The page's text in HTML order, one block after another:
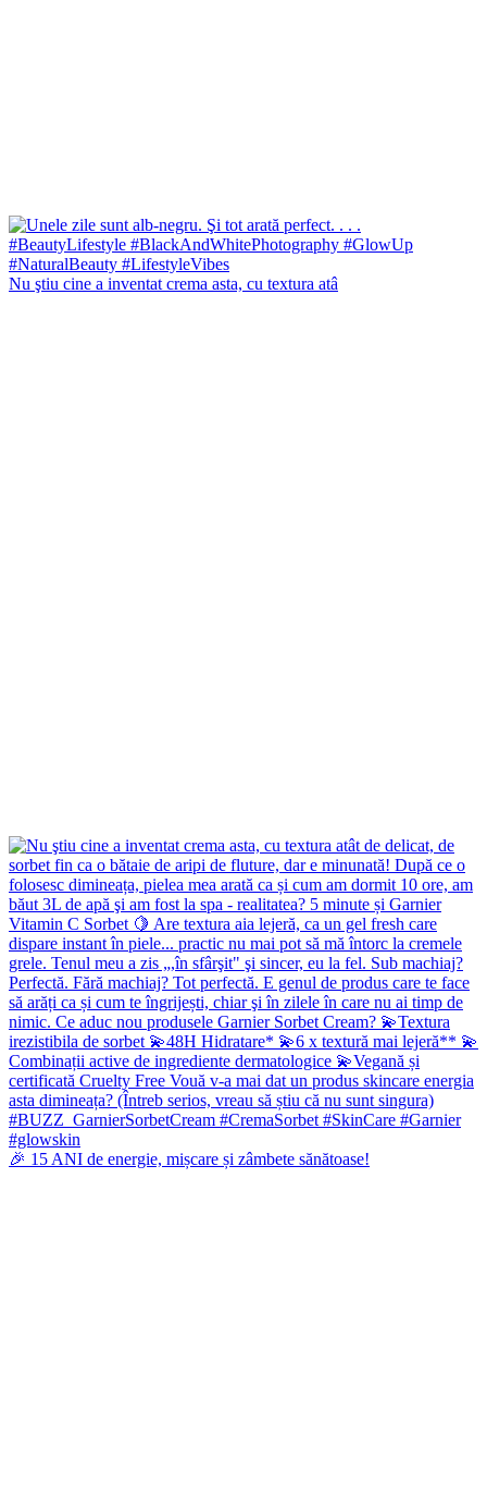
Nu ştiu cine a inventat crema asta, cu textura atâ
🎉 15 ANI de energie, mișcare și zâmbete sănătoase!